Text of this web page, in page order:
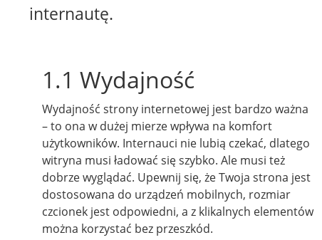
internautę.
1.1 Wydajność
Wydajność strony internetowej jest bardzo ważna
– to ona w dużej mierze wpływa na komfort
użytkowników. Internauci nie lubią czekać, dlatego
witryna musi ładować się szybko. Ale musi też
dobrze wyglądać. Upewnij się, że Twoja strona jest
dostosowana do urządzeń mobilnych, rozmiar
czcionek jest odpowiedni, a z klikalnych elementów
można korzystać bez przeszkód.